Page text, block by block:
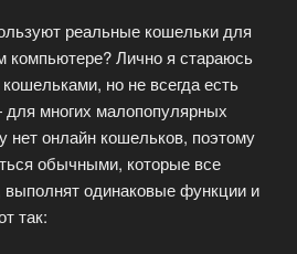
реальные кошельки для
компьютере? Лично я стараюсь
но не всегда есть
многих малопопулярных
нет онлайн кошельков, поэтому
обычными, которые все
выполнят одинаковые функции и
так: